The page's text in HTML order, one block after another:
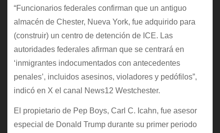
“Funcionarios federales confirman que un antiguo
almacén de Chester, Nueva York, fue adquirido para
(construir) un centro de detención de ICE. Las
autoridades federales afirman que se centrará en
‘inmigrantes indocumentados con antecedentes
penales’, incluidos asesinos, violadores y pedófilos”,
indicó en X el canal News12 Westchester.
El propietario de Pep Boys, Carl C. Icahn, fue asesor
especial de Donald Trump durante su primer periodo